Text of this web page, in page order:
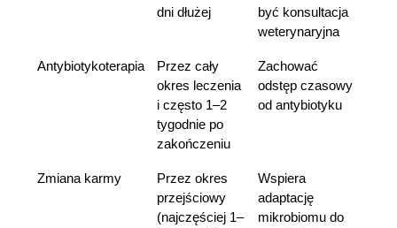
dni dłużej
być konsultacja
weterynaryjna
Antybiotykoterapia
Przez cały
okres leczenia
i często 1–2
tygodnie po
zakończeniu
Zachować
odstęp czasowy
od antybiotyku
Zmiana karmy
Przez okres
przejściowy
(najczęściej 1–
Wspiera
adaptację
mikrobiomu do